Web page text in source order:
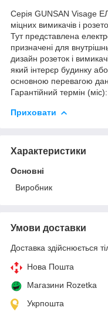
Серія GUNSAN Visage
міцних вимикачів і
Тут представлена
призначені для
дизайн розеток і
який інтерєр будинку
основною перевагою
Гарантійний термін
Приховати
Характеристики
Основні
Виробник
Умови доставки
Доставка здійснюється
Нова Пошта
Магазини Rozetka
Укрпошта